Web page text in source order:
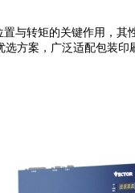
与转矩的关键作用，
方案，广泛适配包装印